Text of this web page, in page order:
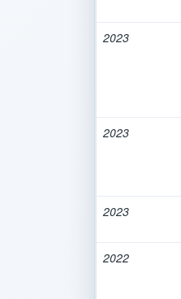
2023
2023
2023
2022